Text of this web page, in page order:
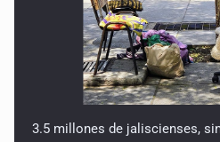
3.5 millones de jaliscienses,